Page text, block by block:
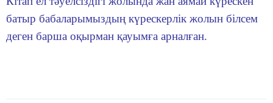
батыр бабаларымыздың күрескерлік жолын білсем
деген барша оқырман қауымға арналған.